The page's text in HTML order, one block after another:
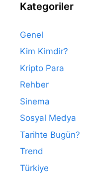
Kategoriler
Genel
Kim Kimdir?
Kripto Para
Rehber
Sinema
Sosyal Medya
Tarihte Bugün?
Trend
Türkiye